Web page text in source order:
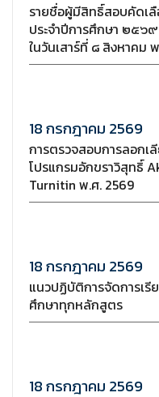
รายชื่อผู้มีสิทธิ์สอบคัดเ
ประจำปีการศึกษา ๒๕
ในวันเสาร์ที่ ๘ สิงหาคม
18 กรกฎาคม 2569
การตรวจสอบการลอกเ
โปรแกรมอักขราวิสุทธิ์
Turnitin พ.ศ. 2569
18 กรกฎาคม 2569
แนวปฏิบัติการจัดการเ
ศึกษาทุกหลักสูตร
18 กรกฎาคม 2569